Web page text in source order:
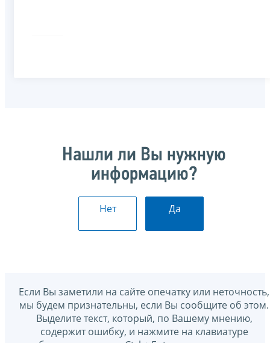
Нашли ли Вы нужную
информацию?
Нет Да
Если Вы заметили на сайте опечатку или неточность,
мы будем признательны, если Вы сообщите об этом.
Выделите текст, который, по Вашему мнению,
содержит ошибку, и нажмите на клавиатуре